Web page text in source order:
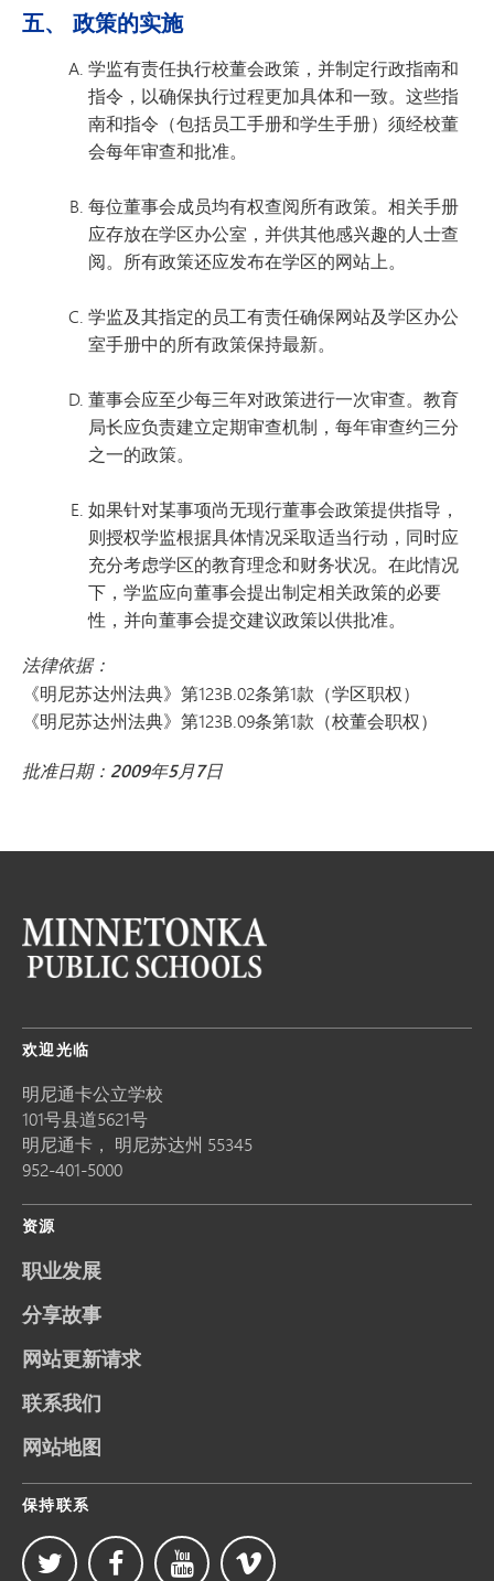
五、 政策的实施
学监有责任执行校董会政策，并制定行政指南和
指令，以确保执行过程更加具体和一致。这些指
南和指令（包括员工手册和学生手册）须经校董
会每年审查和批准。
每位董事会成员均有权查阅所有政策。相关手册
应存放在学区办公室，并供其他感兴趣的人士查
阅。所有政策还应发布在学区的网站上。
学监及其指定的员工有责任确保网站及学区办公
室手册中的所有政策保持最新。
董事会应至少每三年对政策进行一次审查。教育
局长应负责建立定期审查机制，每年审查约三分
之一的政策。
如果针对某事项尚无现行董事会政策提供指导，
则授权学监根据具体情况采取适当行动，同时应
充分考虑学区的教育理念和财务状况。在此情况
下，学监应向董事会提出制定相关政策的必要
性，并向董事会提交建议政策以供批准。
法律依据：
《明尼苏达州法典》第123B.02条第1款（学区职权）
《明尼苏达州法典》第123B.09条第1款（校董会职权）
批准日期：2009年5月7日
欢迎光临
明尼通卡公立学校
101号县道5621号
明尼通卡， 明尼苏达州 55345
952-401-5000
资源
职业发展
分享故事
网站更新请求
联系我们
网站地图
保持联系